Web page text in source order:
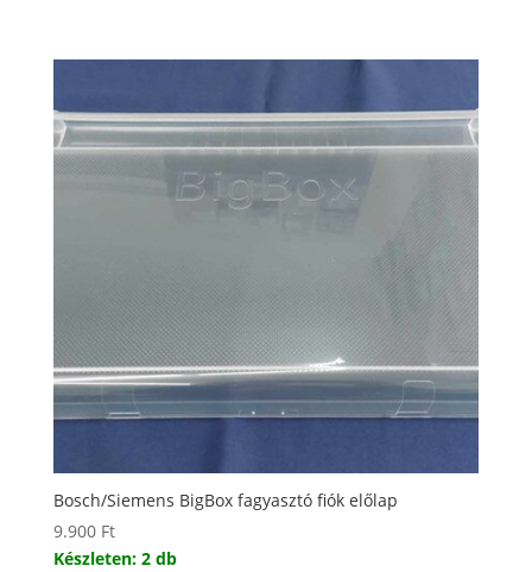
Bosch/Siemens BigBox fagyasztó fiók előlap
9.900 Ft
Készleten: 2 db